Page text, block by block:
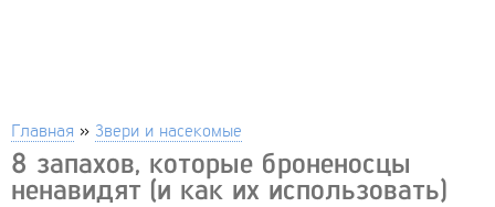
Главная » Звери и насекомые
8 запахов, которые броненосцы
ненавидят (и как их использовать)